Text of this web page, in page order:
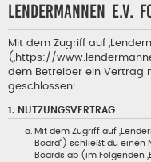
Lendermannen e.V.
Mit dem Zugriff auf
(„https://
dem Betreiber ein Vertrag
geschlossen:
1. NUTZUNGSVERTRAG
Mit dem Zugriff auf
Board“) schließt du einen
Boards ab (im Folgenden